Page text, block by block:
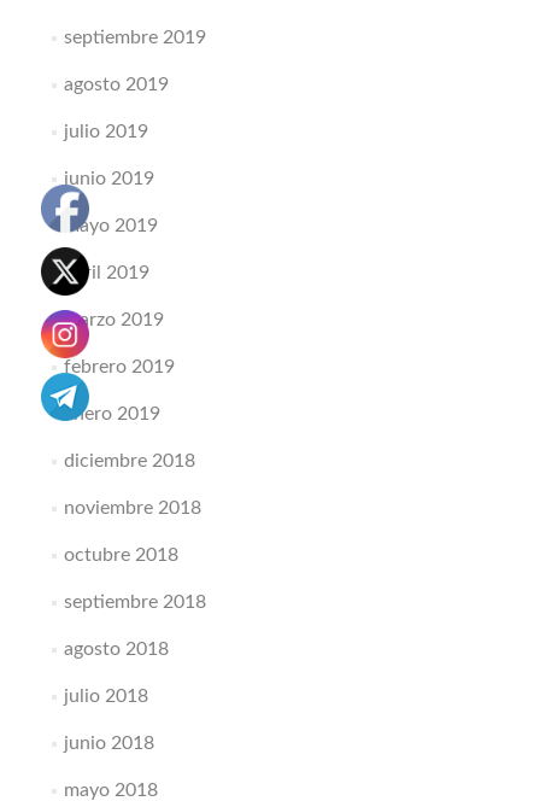
septiembre 2019
agosto 2019
julio 2019
junio 2019
mayo 2019
abril 2019
marzo 2019
febrero 2019
enero 2019
diciembre 2018
noviembre 2018
octubre 2018
septiembre 2018
agosto 2018
julio 2018
junio 2018
mayo 2018